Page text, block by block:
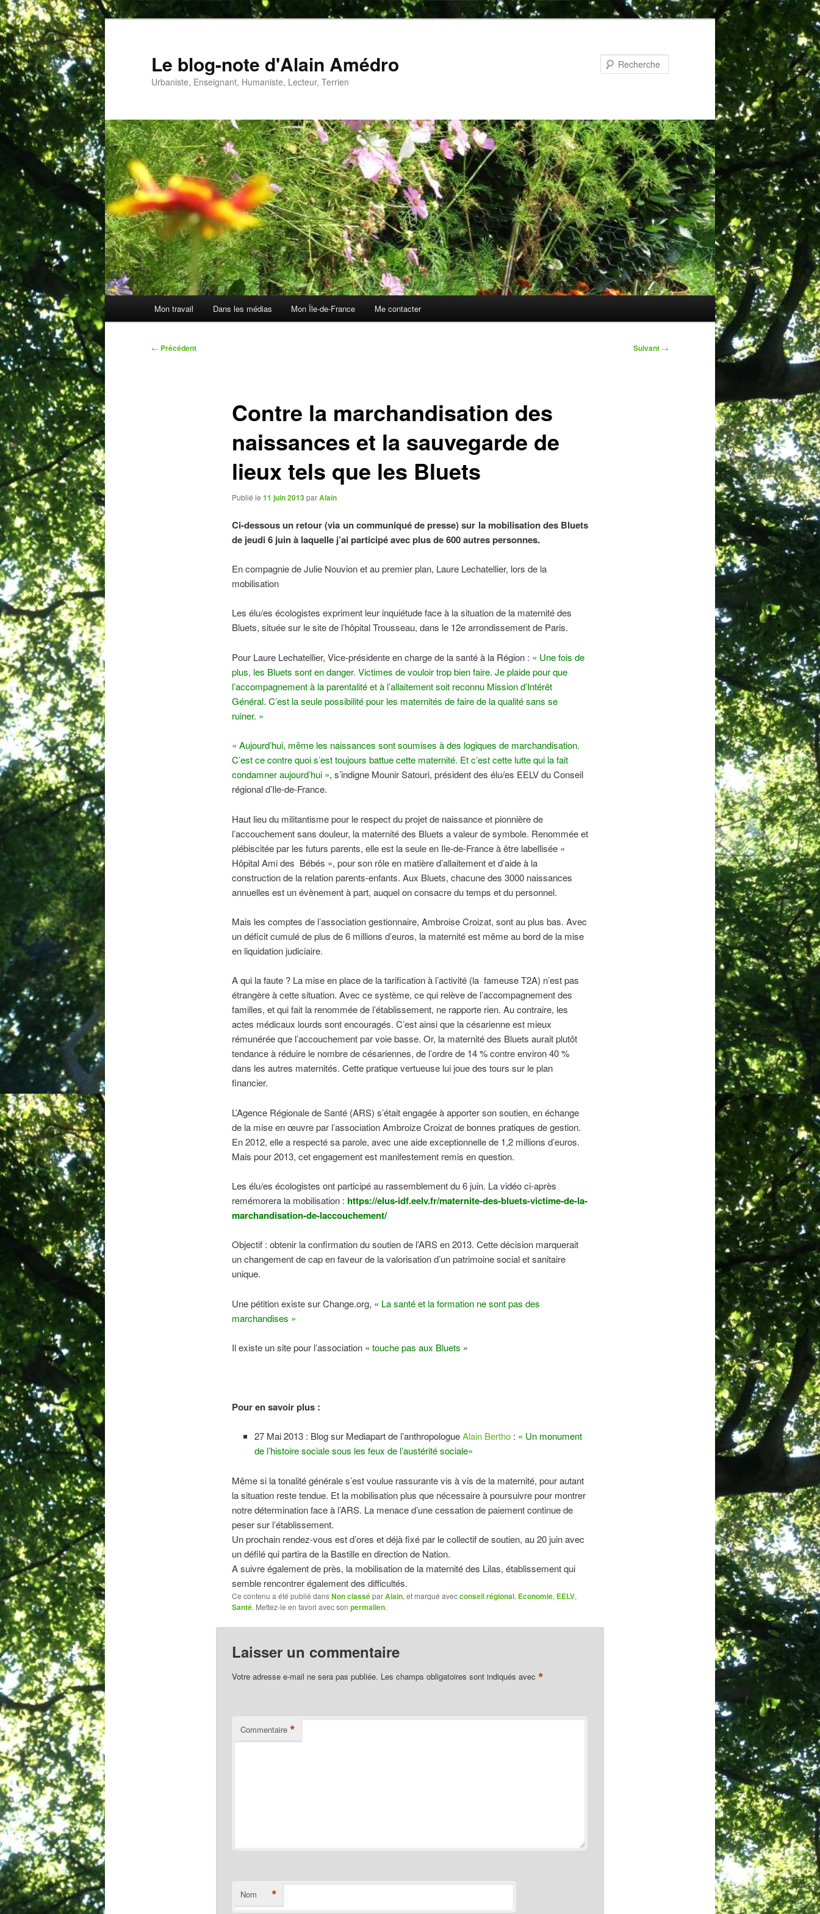
Aller
au
contenu
principal
Le blog-note d'Alain Amédro
Urbaniste, Enseignant, Humaniste, Lecteur, Terrien
Mon travail Dans les médias Mon Île-de-France Me contacter
Navigation
← Précédent Suivant →
Contre la marchandisation des
naissances et la sauvegarde de
lieux tels que les Bluets
Publié le 11 juin 2013parAlain
Ci-dessous un retour (via un communiqué de presse) sur la mobilisation des Bluets
de jeudi 6 juin à laquelle j’ai participé avec plus de 600 autres personnes.
En compagnie de Julie Nouvion et au premier plan, Laure Lechatellier, lors de la
mobilisation
Les élu/es écologistes expriment leur inquiétude face à la situation de la maternité des
Bluets, située sur le site de l’hôpital Trousseau, dans le 12e arrondissement de Paris.
Pour Laure Lechatellier, Vice-présidente en charge de la santé à la Région : « Une fois de
plus, les Bluets sont en danger. Victimes de vouloir trop bien faire. Je plaide pour que
l’accompagnement à la parentalité et à l’allaitement soit reconnu Mission d’Intérêt
Général. C’est la seule possibilité pour les maternités de faire de la qualité sans se
ruiner. »
« Aujourd’hui, même les naissances sont soumises à des logiques de marchandisation.
C’est ce contre quoi s’est toujours battue cette maternité. Et c’est cette lutte qui la fait
condamner aujourd’hui », s’indigne Mounir Satouri, président des élu/es EELV du Conseil
régional d’Ile-de-France.
Haut lieu du militantisme pour le respect du projet de naissance et pionnière de
l’accouchement sans douleur, la maternité des Bluets a valeur de symbole. Renommée et
plébiscitée par les futurs parents, elle est la seule en Ile-de-France à être labellisée «
Hôpital Ami des Bébés », pour son rôle en matière d’allaitement et d’aide à la
construction de la relation parents-enfants. Aux Bluets, chacune des 3000 naissances
annuelles est un évènement à part, auquel on consacre du temps et du personnel.
Mais les comptes de l’association gestionnaire, Ambroise Croizat, sont au plus bas. Avec
un déficit cumulé de plus de 6 millions d’euros, la maternité est même au bord de la mise
en liquidation judiciaire.
A qui la faute ? La mise en place de la tarification à l’activité (la fameuse T2A) n’est pas
étrangère à cette situation. Avec ce système, ce qui relève de l’accompagnement des
familles, et qui fait la renommée de l’établissement, ne rapporte rien. Au contraire, les
actes médicaux lourds sont encouragés. C’est ainsi que la césarienne est mieux
rémunérée que l’accouchement par voie basse. Or, la maternité des Bluets aurait plutôt
tendance à réduire le nombre de césariennes, de l’ordre de 14 % contre environ 40 %
dans les autres maternités. Cette pratique vertueuse lui joue des tours sur le plan
financier.
L’Agence Régionale de Santé (ARS) s’était engagée à apporter son soutien, en échange
de la mise en œuvre par l’association Ambroize Croizat de bonnes pratiques de gestion.
En 2012, elle a respecté sa parole, avec une aide exceptionnelle de 1,2 millions d’euros.
Mais pour 2013, cet engagement est manifestement remis en question.
Les élu/es écologistes ont participé au rassemblement du 6 juin. La vidéo ci-après
remémorera la mobilisation : https://elus-idf.eelv.fr/maternite-des-bluets-victime-de-la-
marchandisation-de-laccouchement/
Objectif : obtenir la confirmation du soutien de l’ARS en 2013. Cette décision marquerait
un changement de cap en faveur de la valorisation d’un patrimoine social et sanitaire
unique.
Une pétition existe sur Change.org, « La santé et la formation ne sont pas des
marchandises »
Il existe un site pour l’association « touche pas aux Bluets »
Pour en savoir plus :
27 Mai 2013 : Blog sur Mediapart de l’anthropologueAlain Bertho : « Un monument
de l’histoire sociale sous les feux de l’austérité sociale«
Même si la tonalité générale s’est voulue rassurante vis à vis de la maternité, pour autant
la situation reste tendue. Et la mobilisation plus que nécessaire à poursuivre pour montrer
notre détermination face à l’ARS. La menace d’une cessation de paiement continue de
peser sur l’établissement.
Un prochain rendez-vous est d’ores et déjà fixé par le collectif de soutien, au 20 juin avec
un défilé qui partira de la Bastille en direction de Nation.
A suivre également de près, la mobilisation de la maternité des Lilas, établissement qui
semble rencontrer également des difficultés.
Ce contenu a été publié dansNon classéparAlain, et marqué avecconseil régional, Economie, EELV,
Santé. Mettez-le en favori avec son permalien.
Laisser un commentaire
Votre adresse e-mail ne sera pas publiée. Les champs obligatoires sont indiqués avec *
Commentaire *
Nom *